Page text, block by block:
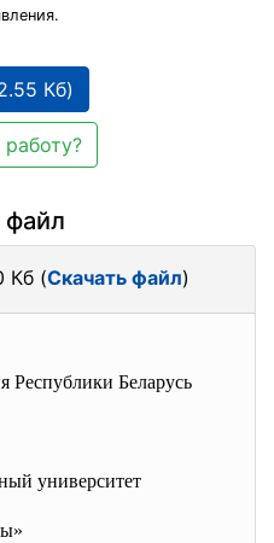
Кб)
Кб (Скачать файл)
Республики Беларусь
университет